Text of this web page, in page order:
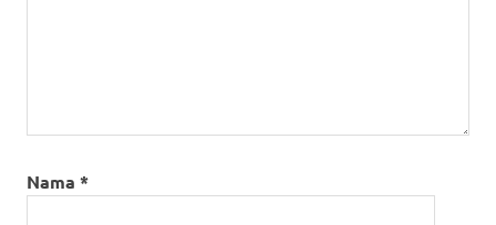
Nama *